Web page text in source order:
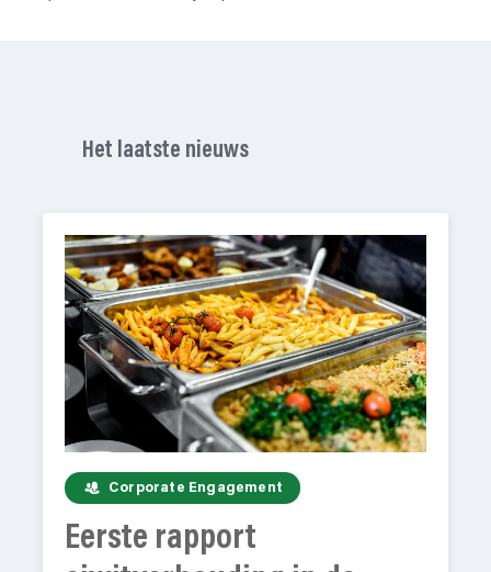
Het laatste nieuws
Corporate Engagement
Eerste rapport